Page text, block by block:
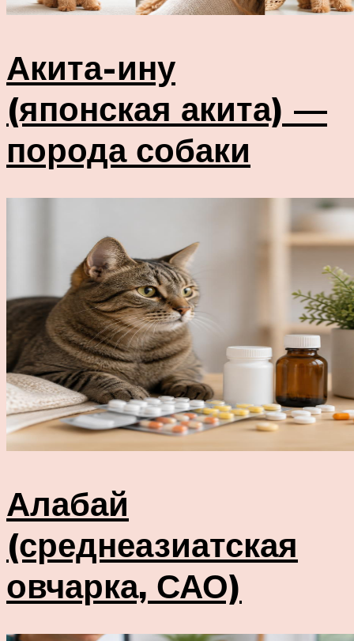
Акита-ину
(японская акита) —
порода собаки
Алабай
(среднеазиатская
овчарка, САО)